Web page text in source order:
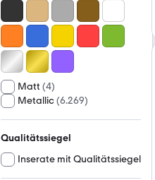
Matt (4)
Metallic(6.269)
Qualitätssiegel
Inserate mit Qualitätssiegel